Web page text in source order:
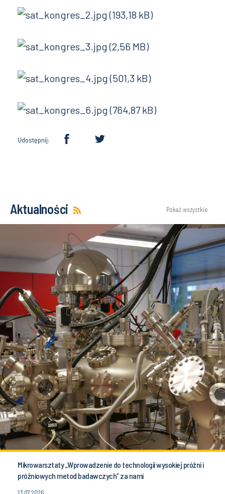
Udostępnij:
Aktualności Pokaż wszystkie
Mikrowarsztaty „Wprowadzenie do technologii wysokiej próżni i
próżniowych metod badawczych” za nami